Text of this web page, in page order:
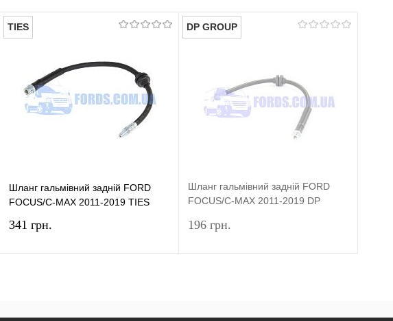
TIES
Шланг гальмівний задній FORD
FOCUS/C-MAX 2011-2019 TIES
341 грн.
Купити в 1 клік Порівняння
DP GROUP
Шланг гальмівний задній FORD
FOCUS/C-MAX 2011-2019 DP
196 грн.
Купити в 1 клік Порівняння